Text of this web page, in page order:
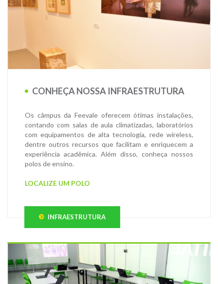
CONHEÇA NOSSA INFRAESTRUTURA
Os câmpus da Feevale oferecem ótimas instalações,
contando com salas de aula climatizadas, laboratórios
com equipamentos de alta tecnologia, rede wireless,
dentre outros recursos que facilitam e enriquecem a
experiência acadêmica. Além disso, conheça nossos
polos de ensino.
LOCALIZE UM POLO
INFRAESTRUTURA